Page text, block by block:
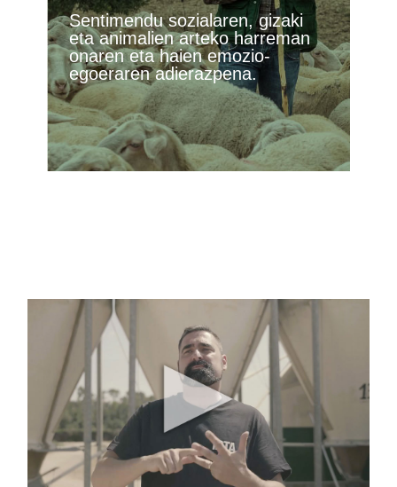
Sentimendu sozialaren, gizaki
eta animalien arteko harreman
onaren eta haien emozio-
egoeraren adierazpena.